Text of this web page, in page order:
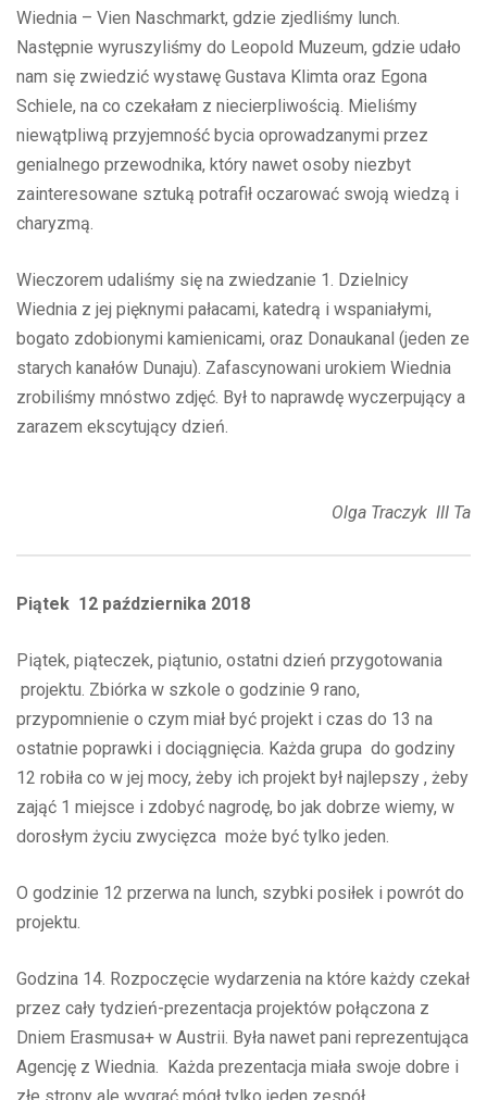
Wiednia – Vien Naschmarkt, gdzie zjedliśmy lunch.
Następnie wyruszyliśmy do Leopold Muzeum, gdzie udało
nam się zwiedzić wystawę Gustava Klimta oraz Egona
Schiele, na co czekałam z niecierpliwością. Mieliśmy
niewątpliwą przyjemność bycia oprowadzanymi przez
genialnego przewodnika, który nawet osoby niezbyt
zainteresowane sztuką potrafił oczarować swoją wiedzą i
charyzmą.
Wieczorem udaliśmy się na zwiedzanie 1. Dzielnicy
Wiednia z jej pięknymi pałacami, katedrą i wspaniałymi,
bogato zdobionymi kamienicami, oraz Donaukanal (jeden ze
starych kanałów Dunaju). Zafascynowani urokiem Wiednia
zrobiliśmy mnóstwo zdjęć. Był to naprawdę wyczerpujący a
zarazem ekscytujący dzień.
Olga Traczyk III Ta
Piątek 12 października 2018
Piątek, piąteczek, piątunio, ostatni dzień przygotowania
projektu. Zbiórka w szkole o godzinie 9 rano,
przypomnienie o czym miał być projekt i czas do 13 na
ostatnie poprawki i dociągnięcia. Każda grupa do godziny
12 robiła co w jej mocy, żeby ich projekt był najlepszy , żeby
zająć 1 miejsce i zdobyć nagrodę, bo jak dobrze wiemy, w
dorosłym życiu zwycięzca może być tylko jeden.
O godzinie 12 przerwa na lunch, szybki posiłek i powrót do
projektu.
Godzina 14. Rozpoczęcie wydarzenia na które każdy czekał
przez cały tydzień-prezentacja projektów połączona z
Dniem Erasmusa+ w Austrii. Była nawet pani reprezentująca
Agencję z Wiednia. Każda prezentacja miała swoje dobre i